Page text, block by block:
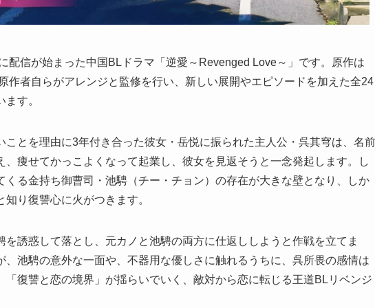
配信が始まった中国BLドラマ「逆愛～Revenged Love～」です。原作は
作者自らがアレンジと監修を行い、新しい展開やエピソードを加えた全24
す。
とを理由に3年付き合った彼女・岳悦に振られた主人公・呉其穹は、名前
、痩せてかっこよくなって起業し、彼女を見返そうと一念発起します。し
る金持ち御曹司・池騁（チー・チョン）の存在が大きな壁となり、しか
り復讐心に火がつきます。
誘惑して落とし、元カノと池騁の両方に仕返ししようと作戦を立てま
池騁の意外な一面や、不器用な優しさに触れるうちに、呉所畏の感情は
「復讐と恋の境界」が揺らいでいく、敵対から恋に転じる王道BLリベンジ